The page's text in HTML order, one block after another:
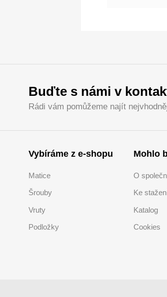
Buďte s námi v
Rádi vám pomůžeme najít
Vybíráme z e-shopu
Matice
Šrouby
Vruty
Podložky
Mohlo
O
Ke
Katalog
Cookies